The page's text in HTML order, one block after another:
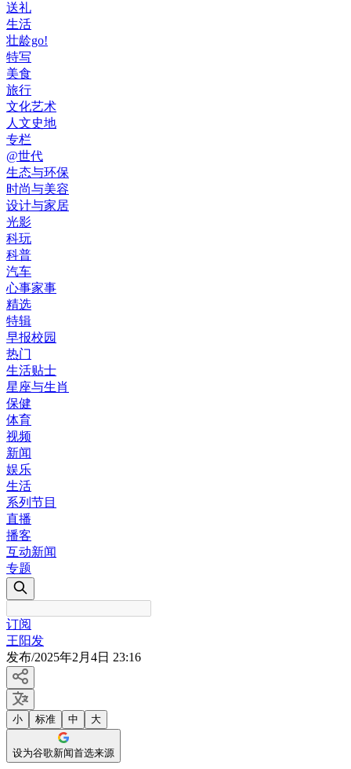
送礼
生活
壮龄go!
特写
美食
旅行
文化艺术
人文史地
专栏
@世代
生态与环保
时尚与美容
设计与家居
光影
科玩
科普
汽车
心事家事
精选
特辑
早报校园
热门
生活贴士
星座与生肖
保健
体育
视频
新闻
娱乐
生活
系列节目
直播
播客
互动新闻
专题
订阅
王阳发
发布/2025年2月4日 23:16
小 标准 中 大
设为谷歌新闻首选来源